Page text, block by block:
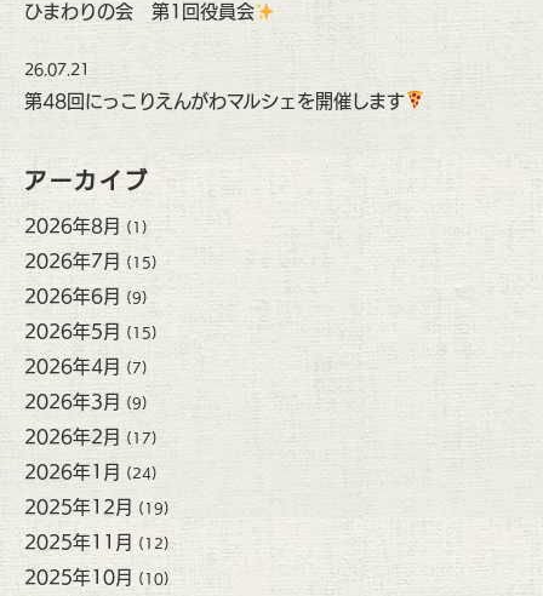
ひまわりの会 第1回役員会
26.07.21
第48回にっこりえんがわマルシェを開催します
アーカイブ
2026年8月 (1)
2026年7月 (15)
2026年6月 (9)
2026年5月 (15)
2026年4月 (7)
2026年3月 (9)
2026年2月 (17)
2026年1月 (24)
2025年12月 (19)
2025年11月 (12)
2025年10月 (10)